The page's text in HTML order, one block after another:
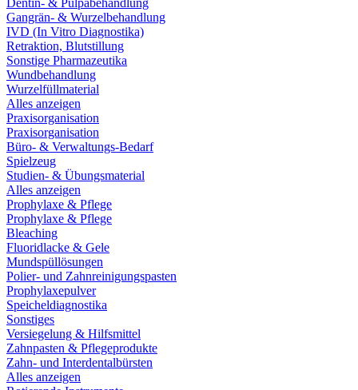
Dentin- & Pulpabehandlung
Gangrän- & Wurzelbehandlung
IVD (In Vitro Diagnostika)
Retraktion, Blutstillung
Sonstige Pharmazeutika
Wundbehandlung
Wurzelfüllmaterial
Alles anzeigen
Praxisorganisation
Praxisorganisation
Büro- & Verwaltungs-Bedarf
Spielzeug
Studien- & Übungsmaterial
Alles anzeigen
Prophylaxe & Pflege
Prophylaxe & Pflege
Bleaching
Fluoridlacke & Gele
Mundspüllösungen
Polier- und Zahnreinigungspasten
Prophylaxepulver
Speicheldiagnostika
Sonstiges
Versiegelung & Hilfsmittel
Zahnpasten & Pflegeprodukte
Zahn- und Interdentalbürsten
Alles anzeigen